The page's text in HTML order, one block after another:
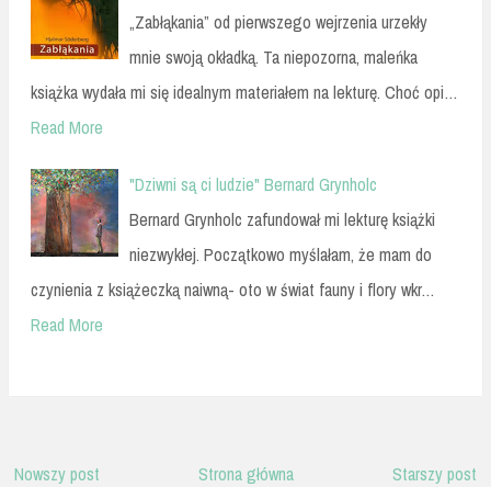
„Zabłąkania” od pierwszego wejrzenia urzekły
mnie swoją okładką. Ta niepozorna, maleńka
książka wydała mi się idealnym materiałem na lekturę. Choć opi…
Read More
"Dziwni są ci ludzie" Bernard Grynholc
Bernard Grynholc zafundował mi lekturę książki
niezwykłej. Początkowo myślałam, że mam do
czynienia z książeczką naiwną- oto w świat fauny i flory wkr…
Read More
Nowszy post Starszy post
Strona główna